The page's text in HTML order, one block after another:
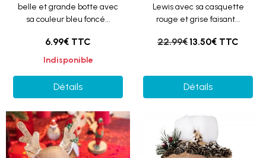
belle et grande botte avec
sa couleur bleu foncé...
6.99€ TTC
Indisponible
Détails
Lewis avec sa casquette
rouge et grise faisant...
22.99€13.50€ TTC
Détails